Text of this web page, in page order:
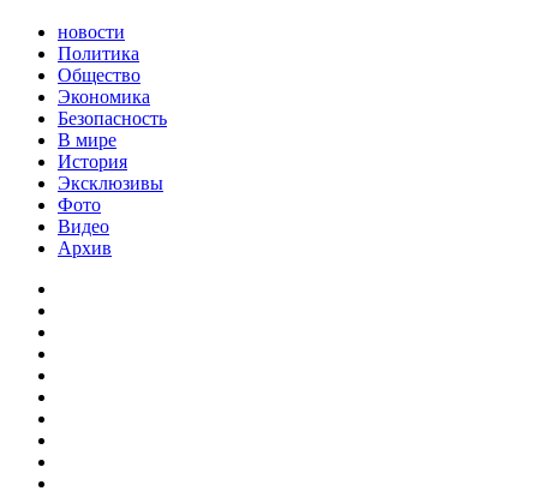
новости
Политика
Общество
Экономика
Безопасность
В мире
История
Эксклюзивы
Фото
Видео
Архив